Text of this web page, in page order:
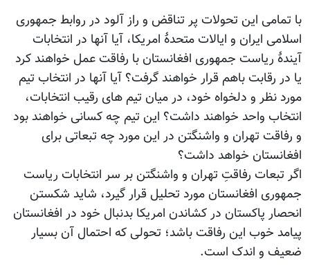
با تمامی این تحولات پر تناقض و راز آلود در روابط جمهوری
اسلامی ایران و ایالات متحدۀ امریکا، آیا آنها در انتخابات
آیندۀ ریاست جمهوری افغانستان با رفاقت عمل خواهند کرد
یا در رقابت باهم قرار خواهند گرفت؟ آیا آنها در انتخاب تیم
مورد نظر و دلخواه خود، در میان تیم های رقیب انتخابات،
انتخاب واحد خواهند داشت؟ این تیم چه کسانی خواهند بود
و رفاقت تهران و واشنگتن در این مورد چه تبعاتی برای
افغانستان خواهد داشت؟
اگر تبعات رفاقتِ تهران و واشنگتن بر سر انتخابات ریاست
جمهوری افغانستان مورد تحلیل قرار گیرد، شاید شکستن
انحصار پاکستان در کشاندن امریکا بدنبال خود در افغانستان
پیامد خوب این رفاقت باشد؛ تحولی که احتمال آن بسیار
ضعیف و اندک است.